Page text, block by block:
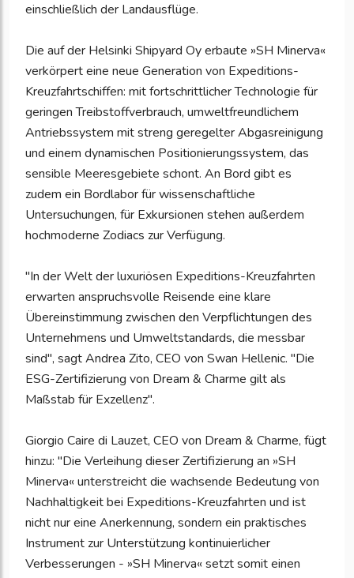
einschließlich der Landausflüge.
Die auf der Helsinki Shipyard Oy erbaute »SH Minerva«
verkörpert eine neue Generation von Expeditions-
Kreuzfahrtschiffen: mit fortschrittlicher Technologie für
geringen Treibstoffverbrauch, umweltfreundlichem
Antriebssystem mit streng geregelter Abgasreinigung
und einem dynamischen Positionierungssystem, das
sensible Meeresgebiete schont. An Bord gibt es
zudem ein Bordlabor für wissenschaftliche
Untersuchungen, für Exkursionen stehen außerdem
hochmoderne Zodiacs zur Verfügung.
"In der Welt der luxuriösen Expeditions-Kreuzfahrten
erwarten anspruchsvolle Reisende eine klare
Übereinstimmung zwischen den Verpflichtungen des
Unternehmens und Umweltstandards, die messbar
sind", sagt Andrea Zito, CEO von Swan Hellenic. "Die
ESG-Zertifizierung von Dream & Charme gilt als
Maßstab für Exzellenz".
Giorgio Caire di Lauzet, CEO von Dream & Charme, fügt
hinzu: "Die Verleihung dieser Zertifizierung an »SH
Minerva« unterstreicht die wachsende Bedeutung von
Nachhaltigkeit bei Expeditions-Kreuzfahrten und ist
nicht nur eine Anerkennung, sondern ein praktisches
Instrument zur Unterstützung kontinuierlicher
Verbesserungen - »SH Minerva« setzt somit einen